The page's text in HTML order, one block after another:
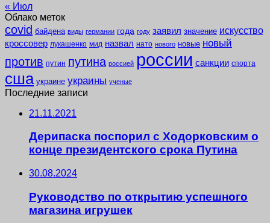
« Июл
Облако меток
covid байдена виды германии года году заявил значение искусство
кроссовер лукашенко мид назвал нато нового новые новый
против путин путина россией россии санкции спорта
сша украине украины ученые
Последние записи
21.11.2021
Дерипаска поспорил с Ходорковским о
конце президентского срока Путина
30.08.2024
Руководство по открытию успешного
магазина игрушек